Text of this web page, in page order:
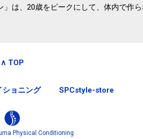
は、20歳をピークにして、体内で作ら
を補うことが大切。そして「コンドロ
セルフドクターニュース 賞味期限は気
で食べる。 ・白い泡が全体に行き渡る
納豆をかき混ぜたあとに入れたほうが
のゆがみ予防には「納豆」！ 1日1パ
∧ TOP
ショニング SPCstyle-store
Physical Conditioning